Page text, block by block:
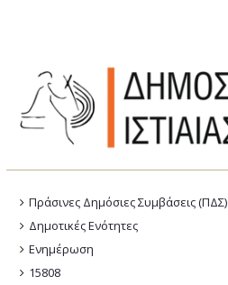
Πράσινες Δημόσιες Συμβάσεις (ΠΔΣ)
Δημοτικές Ενότητες
Ενημέρωση
15808